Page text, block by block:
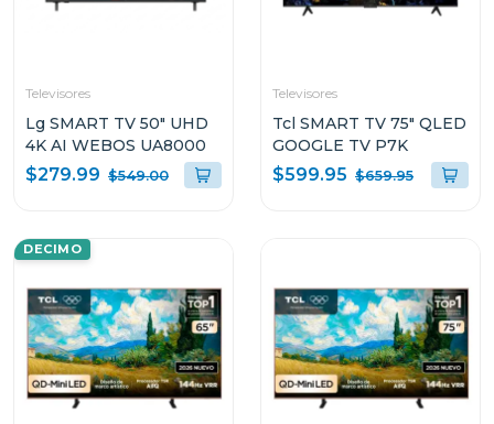
Televisores
Lg SMART TV 50" UHD
4K AI WEBOS UA8000
$279.99 $549.00
Televisores
Tcl SMART TV 75" QLED
GOOGLE TV P7K
$599.95 $659.95
DECIMO